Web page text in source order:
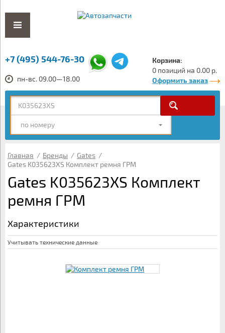
+7 (495) 544-76-30
пн-вс. 09.00—18.00
Корзина:
0 позиций на 0.00 р.
Оформить заказ
по номеру
Главная / Бренды / Gates /
Gates K035623XS Комплект ремня ГРМ
Gates K035623XS Комплект
ремня ГРМ
Характеристики
Учитывать технические данные